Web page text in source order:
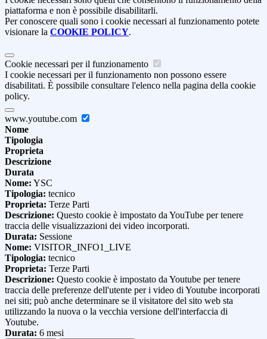
piattaforma e non è possibile disabilitarli.
Per conoscere quali sono i cookie necessari al funzionamento potete
visionare la COOKIE POLICY.
Cookie necessari per il funzionamento
I cookie necessari per il funzionamento non possono essere
disabilitati. È possibile consultare l'elenco nella pagina della cookie
policy.
www.youtube.com
Nome
Tipologia
Proprieta
Descrizione
Durata
Nome: YSC
Tipologia: tecnico
Proprieta: Terze Parti
Descrizione: Questo cookie è impostato da YouTube per tenere
traccia delle visualizzazioni dei video incorporati.
Durata: Sessione
Nome: VISITOR_INFO1_LIVE
Tipologia: tecnico
Proprieta: Terze Parti
Descrizione: Questo cookie è impostato da Youtube per tenere
traccia delle preferenze dell'utente per i video di Youtube incorporati
nei siti; può anche determinare se il visitatore del sito web sta
utilizzando la nuova o la vecchia versione dell'interfaccia di
Youtube.
Durata: 6 mesi